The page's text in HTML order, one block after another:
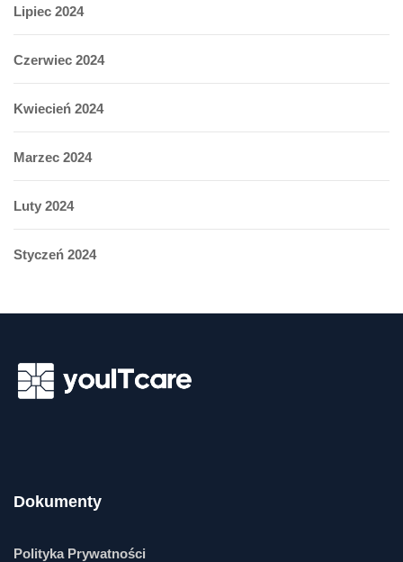
Lipiec 2024
Czerwiec 2024
Kwiecień 2024
Marzec 2024
Luty 2024
Styczeń 2024
Dokumenty
Polityka Prywatności